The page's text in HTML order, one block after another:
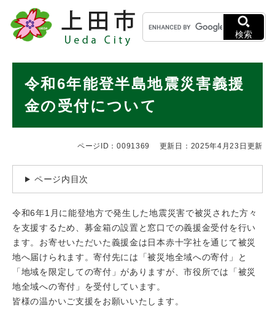
メニューを飛ばして本文へ
キ
ー
ワ
検
検索
令和6年能登半島地震災害義援
金の受付について
ページID：0091369 更新日：2025年4月23日更新
ページ内目次
令和6年1月に能登地方で発生した地震災害で被災された方々
を支援するため、募金箱の設置と窓口での義援金受付を行い
ます。お寄せいただいた義援金は日本赤十字社を通じて被災
地へ届けられます。寄付先には「被災地全域への寄付」と
「地域を限定しての寄付」がありますが、市役所では「被災
地全域への寄付」を受付しています。
皆様の温かいご支援をお願いいたします。